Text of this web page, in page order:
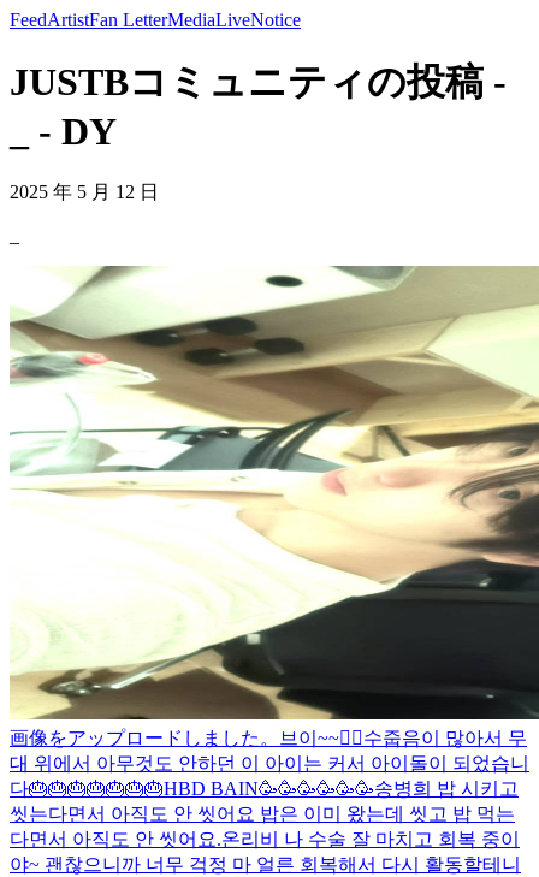
FeedArtistFan LetterMediaLiveNotice
JUSTBコミュニティの投稿 -
_ - DY
2025 年 5 月 12 日
画像をアップロードしました。 브이~~✌🏻수줍음이 많아서 무
대 위에서 아무것도 안하던 이 아이는 커서 아이돌이 되었습니
다🎂🎂🎂🎂🎂🎂🎂HBD BAIN🥳🥳🥳🥳🥳🥳송병희 밥 시키고
씻는다면서 아직도 안 씻어요 밥은 이미 왔는데 씻고 밥 먹는
다면서 아직도 안 씻어요.온리비 나 수술 잘 마치고 회복 중이
야~ 괜찮으니까 너무 걱정 마 얼른 회복해서 다시 활동할테니